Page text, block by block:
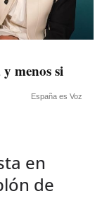
menos si
España es Voz
en
de